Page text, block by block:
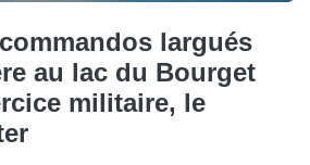
largués
au lac du Bourget
militaire, le